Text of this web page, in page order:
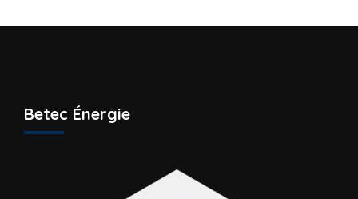
Betec Énergie